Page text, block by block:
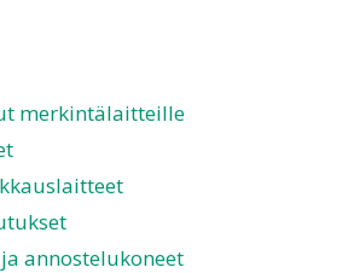
merkintälaitteille
annostelukoneet